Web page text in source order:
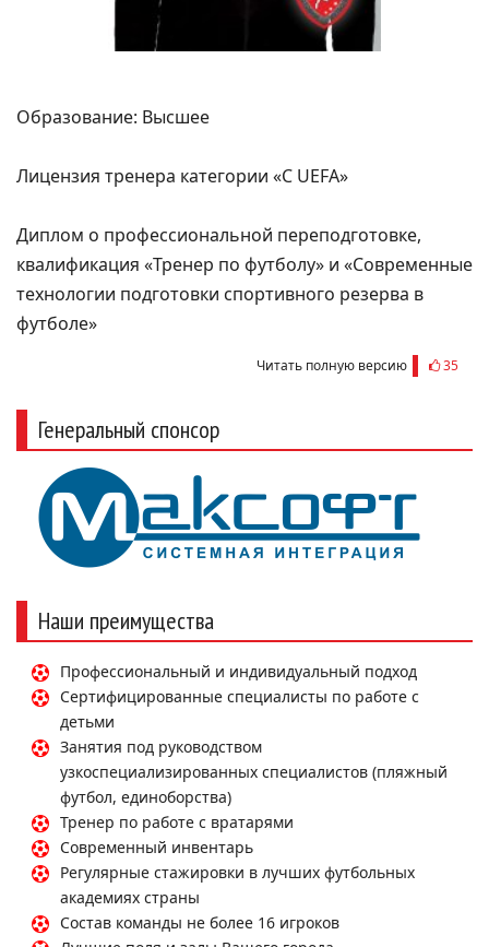
Образование: Высшее
Лицензия тренера категории «С UEFA»
Диплом о профессиональной переподготовке,
квалификация «Тренер по футболу» и «Современные
технологии подготовки спортивного резерва в
футболе»
Читать полную версию 35
Генеральный спонсор
Наши преимущества
Профессиональный и индивидуальный подход
Сертифицированные специалисты по работе с
детьми
Занятия под руководством
узкоспециализированных специалистов (пляжный
футбол, единоборства)
Тренер по работе с вратарями
Современный инвентарь
Регулярные стажировки в лучших футбольных
академиях страны
Состав команды не более 16 игроков